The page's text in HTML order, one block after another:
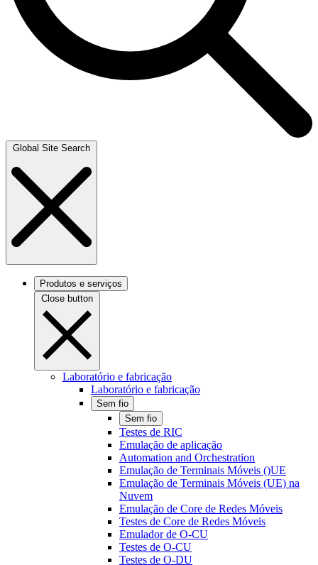
Global Site Search
Produtos e serviços
Close button
Laboratório e fabricação
Laboratório e fabricação
Sem fio
Sem fio
Testes de RIC
Emulação de aplicação
Automation and Orchestration
Emulação de Terminais Móveis ()UE
Emulação de Terminais Móveis (UE) na
Nuvem
Emulação de Core de Redes Móveis
Testes de Core de Redes Móveis
Emulador de O-CU
Testes de O-CU
Testes de O-DU